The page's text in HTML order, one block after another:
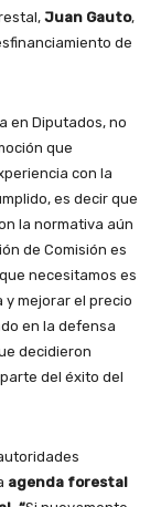
Juan Gauto,
de
en Diputados, no
que
con la
es decir que
la normativa aún
de Comisión es
necesitamos es
mejorar el precio
en la defensa
decidieron
del éxito del
agenda forestal